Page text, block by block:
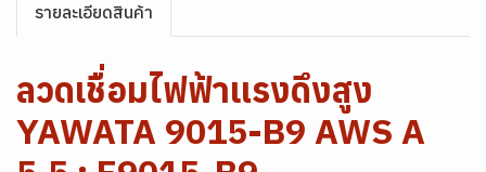
รายละเอียดสินค้า
ลวดเชื่อมไฟฟ้าแรงดึงสูง
YAWATA 9015-B9 AWS A